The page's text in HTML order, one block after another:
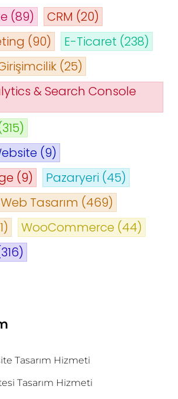
(89) CRM (20)
(90) E-Ticaret (238)
(25)
& Search Console
(9)
(9) Pazaryeri (45)
Web Tasarım (469)
WooCommerce (44)
Tasarım Hizmeti
Tasarım Hizmeti